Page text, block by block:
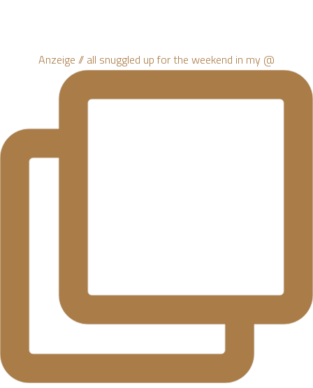
Anzeige // all snuggled up for the weekend in my @